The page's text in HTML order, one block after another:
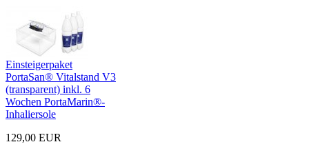
Einsteigerpaket
PortaSan® Vitalstand V3
(transparent) inkl. 6
Wochen PortaMarin®-
Inhaliersole
129,00 EUR